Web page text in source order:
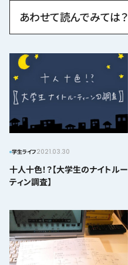
あわせて読んでみては？
学生ライフ2021.03.30
十人十色！？【大学生のナイトルー
ティン調査】